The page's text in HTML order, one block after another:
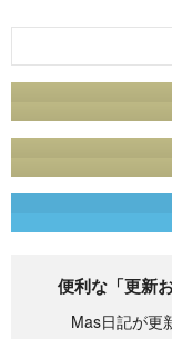
便利な「更新
Mas日記が更